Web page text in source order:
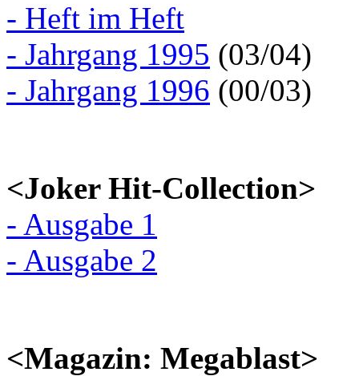
- Heft im Heft
- Jahrgang 1995 (03/04)
- Jahrgang 1996 (00/03)
<Joker Hit-Collection>
- Ausgabe 1
- Ausgabe 2
<Magazin: Megablast>